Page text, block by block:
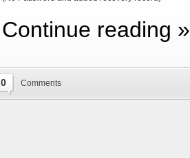
Continue reading »
0 Comments